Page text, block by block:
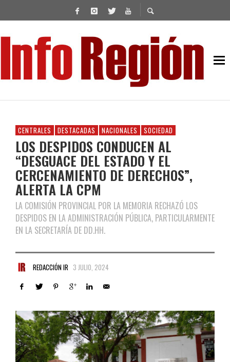
CENTRALES DESTACADAS NACIONALES SOCIEDAD
LOS DESPIDOS CONDUCEN AL
“DESGUACE DEL ESTADO Y EL
CERCENAMIENTO DE DERECHOS”,
ALERTA LA CPM
LA COMISIÓN PROVINCIAL POR LA MEMORIA RECHAZÓ LOS
DESPIDOS EN LA ADMINISTRACIÓN PÚBLICA, PARTICULARMENTE
EN LA SECRETARÍA DE DD.HH.
REDACCIÓN IR 3 JULIO, 2024